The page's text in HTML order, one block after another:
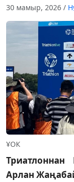
30 мамыр, 2026 /
ҰОК
Триатлоннан
Арлан